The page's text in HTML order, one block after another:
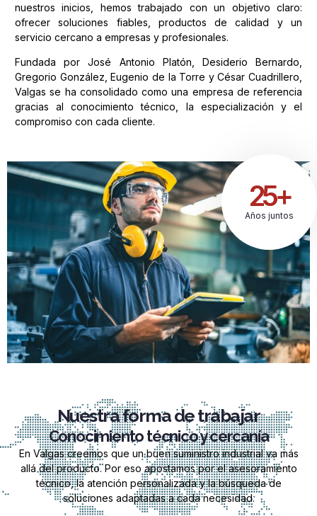
nuestros inicios, hemos trabajado con un objetivo claro:
ofrecer soluciones fiables, productos de calidad y un
servicio cercano a empresas y profesionales.
Fundada por José Antonio Platón, Desiderio Bernardo,
Gregorio González, Eugenio de la Torre y César Cuadrillero,
Valgas se ha consolidado como una empresa de referencia
gracias al conocimiento técnico, la especialización y el
compromiso con cada cliente.
25+
Años juntos
Nuestra forma de trabajar
Conocimiento técnico y cercanía
En Valgas creemos que un buen suministro industrial va más
allá del producto. Por eso apostamos por el asesoramiento
técnico, la atención personalizada y la búsqueda de
soluciones adaptadas a cada necesidad.